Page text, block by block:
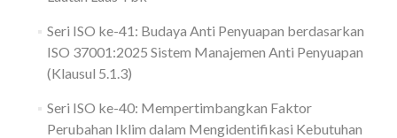
Seri ISO ke-41: Budaya Anti Penyuapan berdasarkan
ISO 37001:2025 Sistem Manajemen Anti Penyuapan
(Klausul 5.1.3)
Seri ISO ke-40: Mempertimbangkan Faktor
Perubahan Iklim dalam Mengidentifikasi Kebutuhan